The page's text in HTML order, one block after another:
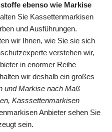
ebenso wie Markise
Sie Kassettenmarkisen
und Ausführungen.
wir Ihnen, wie Sie sie sich
verstehen wir,
in enormer Reihe
wir deshalb ein großes
und Markise nach Maß
Kasssettenmarkisen
Anbieter sehen Sie
sein.